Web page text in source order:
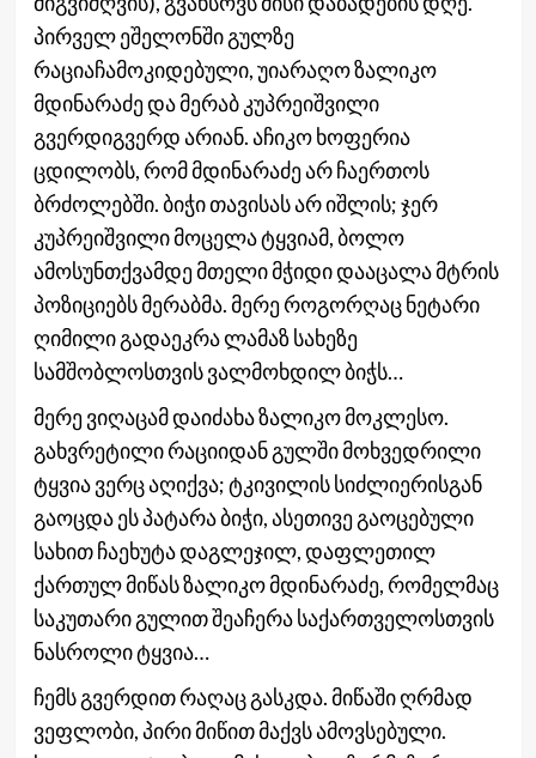
პირველ ეშელონში გულზე
რაციაჩამოკიდებული, უიარაღო ზალიკო
მდინარაძე და მერაბ კუპრეიშვილი
გვერდიგვერდ არიან. აჩიკო ხოფერია
ცდილობს, რომ მდინარაძე არ ჩაერთოს
ბრძოლებში. ბიჭი თავისას არ იშლის; ჯერ
კუპრეიშვილი მოცელა ტყვიამ, ბოლო
ამოსუნთქვამდე მთელი მჭიდი დააცალა მტრის
პოზიციებს მერაბმა. მერე როგორღაც ნეტარი
ღიმილი გადაეკრა ლამაზ სახეზე
სამშობლოსთვის ვალმოხდილ ბიჭს…
მერე ვიღაცამ დაიძახა ზალიკო მოკლესო.
გახვრეტილი რაციიდან გულში მოხვედრილი
ტყვია ვერც აღიქვა; ტკივილის სიძლიერისგან
გაოცდა ეს პატარა ბიჭი, ასეთივე გაოცებული
სახით ჩაეხუტა დაგლეჯილ, დაფლეთილ
ქართულ მიწას ზალიკო მდინარაძე, რომელმაც
საკუთარი გულით შეაჩერა საქართველოსთვის
ნასროლი ტყვია…
ჩემს გვერდით რაღაც გასკდა. მიწაში ღრმად
ვეფლობი, პირი მიწით მაქვს ამოვსებული.